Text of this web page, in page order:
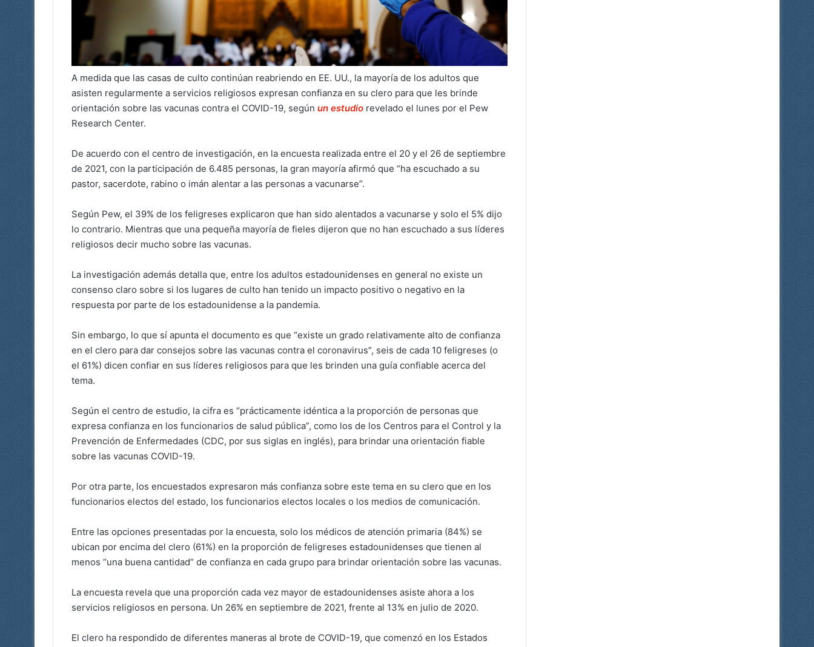
A medida que las casas de culto continúan reabriendo en EE. UU., la mayoría de los adultos que
asisten regularmente a servicios religiosos expresan confianza en su clero para que les brinde
orientación sobre las vacunas contra el COVID-19, según un estudio revelado el lunes por el Pew
Research Center.
De acuerdo con el centro de investigación, en la encuesta realizada entre el 20 y el 26 de septiembre
de 2021, con la participación de 6.485 personas, la gran mayoría afirmó que “ha escuchado a su
pastor, sacerdote, rabino o imán alentar a las personas a vacunarse”.
Según Pew, el 39% de los feligreses explicaron que han sido alentados a vacunarse y solo el 5% dijo
lo contrario. Mientras que una pequeña mayoría de fieles dijeron que no han escuchado a sus líderes
religiosos decir mucho sobre las vacunas.
La investigación además detalla que, entre los adultos estadounidenses en general no existe un
consenso claro sobre si los lugares de culto han tenido un impacto positivo o negativo en la
respuesta por parte de los estadounidense a la pandemia.
Sin embargo, lo que sí apunta el documento es que “existe un grado relativamente alto de confianza
en el clero para dar consejos sobre las vacunas contra el coronavirus”, seis de cada 10 feligreses (o
el 61%) dicen confiar en sus líderes religiosos para que les brinden una guía confiable acerca del
tema.
Según el centro de estudio, la cifra es “prácticamente idéntica a la proporción de personas que
expresa confianza en los funcionarios de salud pública”, como los de los Centros para el Control y la
Prevención de Enfermedades (CDC, por sus siglas en inglés), para brindar una orientación fiable
sobre las vacunas COVID-19.
Por otra parte, los encuestados expresaron más confianza sobre este tema en su clero que en los
funcionarios electos del estado​, los funcionarios electos locales o los medios de comunicación.
Entre las opciones presentadas por la encuesta, solo los médicos de atención primaria (84%) se
ubican por encima del clero (61%) en la proporción de feligreses estadounidenses que tienen al
menos “una buena cantidad” de confianza en cada grupo para brindar orientación sobre las vacunas.
La encuesta revela que una proporción cada vez mayor de estadounidenses asiste ahora a los
servicios religiosos en persona. Un 26% en septiembre de 2021, frente al 13% en julio de 2020.
El clero ha respondido de diferentes maneras al brote de COVID-19, que comenzó en los Estados